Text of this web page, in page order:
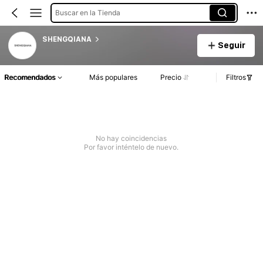
Buscar en la Tienda
SHENGQIANA
Seguir
Recomendados Más populares Precio Filtros
No hay coincidencias
Por favor inténtelo de nuevo.